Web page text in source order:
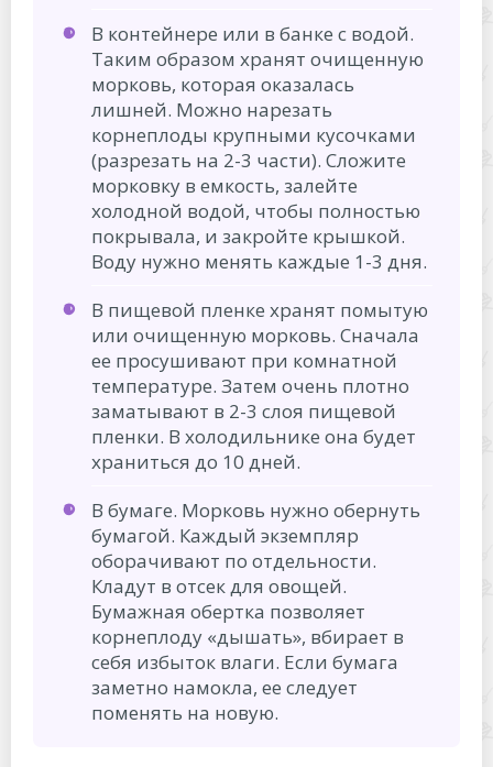
В контейнере или в банке с водой.
Таким образом хранят очищенную
морковь, которая оказалась
лишней. Можно нарезать
корнеплоды крупными кусочками
(разрезать на 2-3 части). Сложите
морковку в емкость, залейте
холодной водой, чтобы полностью
покрывала, и закройте крышкой.
Воду нужно менять каждые 1-3 дня.
В пищевой пленке хранят помытую
или очищенную морковь. Сначала
ее просушивают при комнатной
температуре. Затем очень плотно
заматывают в 2-3 слоя пищевой
пленки. В холодильнике она будет
храниться до 10 дней.
В бумаге. Морковь нужно обернуть
бумагой. Каждый экземпляр
оборачивают по отдельности.
Кладут в отсек для овощей.
Бумажная обертка позволяет
корнеплоду «дышать», вбирает в
себя избыток влаги. Если бумага
заметно намокла, ее следует
поменять на новую.